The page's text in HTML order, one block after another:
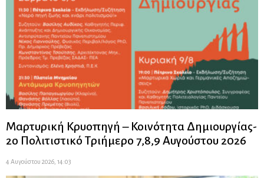
Μαρτυρική Κρυοπηγή – Κοινότητα Δημιουργίας-
2ο Πολιτιστικό Τριήμερο 7,8,9 Αυγούστου 2026
4 Αυγούστου 2026, 14:03